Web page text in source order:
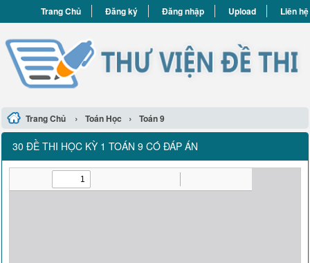
Trang Chủ Đăng ký Đăng nhập Upload Liên hệ
Trang Chủ › Toán Học › Toán 9
30 ĐỀ THI HỌC KỲ 1 TOÁN 9 CÓ ĐÁP ÁN